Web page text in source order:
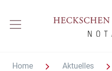
Home Aktuelles